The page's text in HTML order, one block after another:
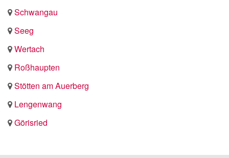
Schwangau
Seeg
Wertach
Roßhaupten
Stötten am Auerberg
Lengenwang
Görisried